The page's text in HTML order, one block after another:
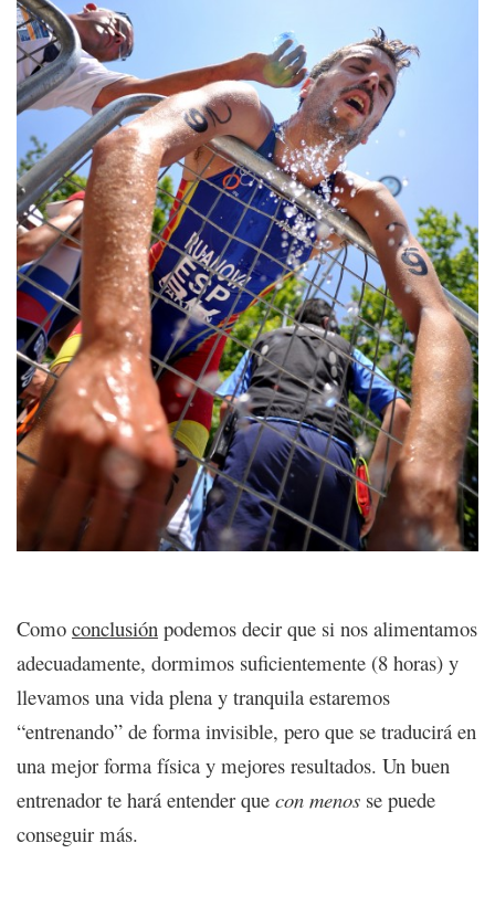
Como conclusión podemos decir que si nos alimentamos
adecuadamente, dormimos suficientemente (8 horas) y
llevamos una vida plena y tranquila estaremos
“entrenando” de forma invisible, pero que se traducirá en
una mejor forma física y mejores resultados. Un buen
entrenador te hará entender que con menos se puede
conseguir más.